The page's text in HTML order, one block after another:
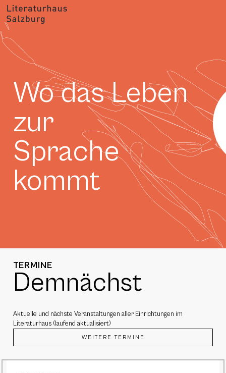
Wo das Leben
zur
Sprache
kommt
TERMINE
Demnächst
Aktuelle und nächste Veranstaltungen aller Einrichtungen im
Literaturhaus (laufend aktualisiert)
WEITERE TERMINE